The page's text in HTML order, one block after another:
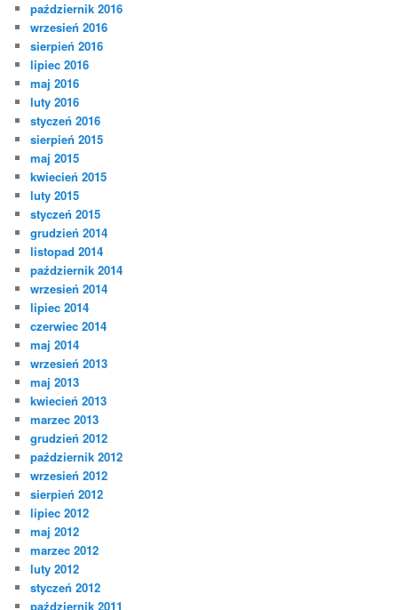
październik 2016
wrzesień 2016
sierpień 2016
lipiec 2016
maj 2016
luty 2016
styczeń 2016
sierpień 2015
maj 2015
kwiecień 2015
luty 2015
styczeń 2015
grudzień 2014
listopad 2014
październik 2014
wrzesień 2014
lipiec 2014
czerwiec 2014
maj 2014
wrzesień 2013
maj 2013
kwiecień 2013
marzec 2013
grudzień 2012
październik 2012
wrzesień 2012
sierpień 2012
lipiec 2012
maj 2012
marzec 2012
luty 2012
styczeń 2012
październik 2011